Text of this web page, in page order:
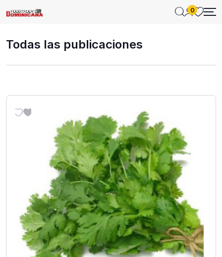
0
Todas las publicaciones